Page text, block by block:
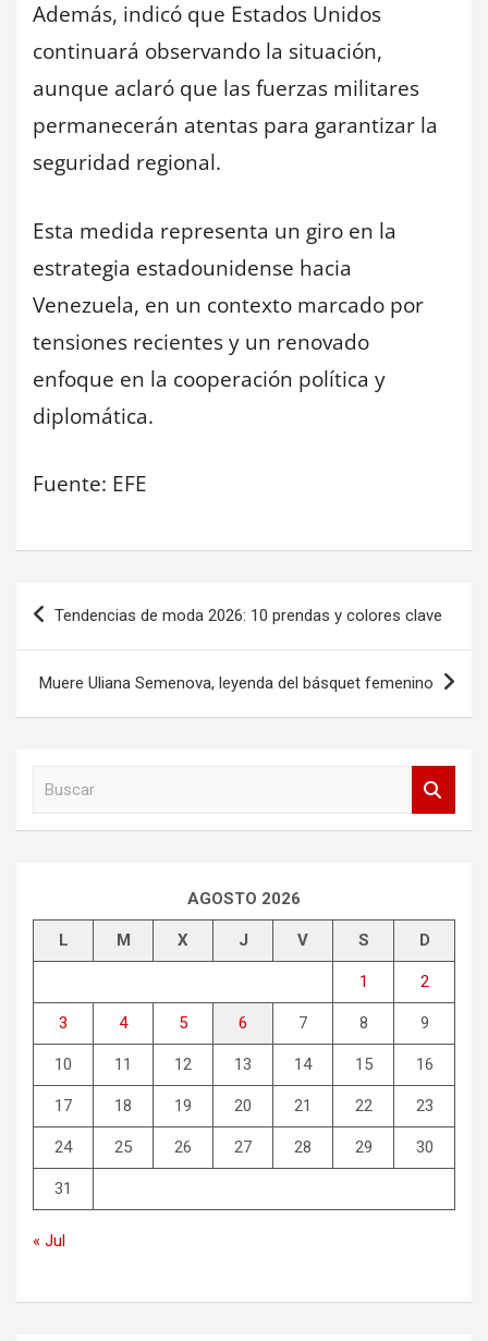
Además, indicó que Estados Unidos
continuará observando la situación,
aunque aclaró que las fuerzas militares
permanecerán atentas para garantizar la
seguridad regional.
Esta medida representa un giro en la
estrategia estadounidense hacia
Venezuela, en un contexto marcado por
tensiones recientes y un renovado
enfoque en la cooperación política y
diplomática.
Fuente: EFE
Navegación
de
entradas
Tendencias de moda 2026: 10 prendas y colores clave
Muere Uliana Semenova, leyenda del básquet femenino
AGOSTO 2026
L M X J V S D
1 2
3 4 5 6 7 8 9
10 11 12 13 14 15 16
17 18 19 20 21 22 23
24 25 26 27 28 29 30
31
« Jul